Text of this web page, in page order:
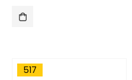
517